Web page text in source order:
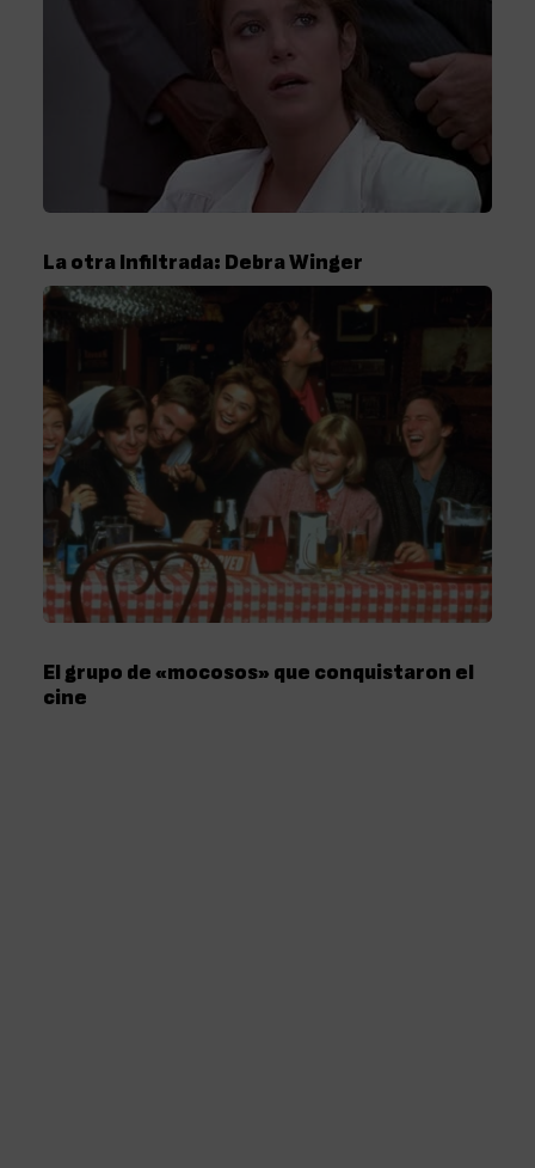
La otra Infiltrada: Debra Winger
El grupo de «mocosos» que conquistaron el
cine